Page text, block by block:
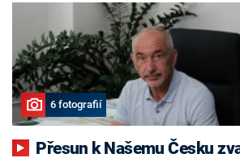
6 fotografií